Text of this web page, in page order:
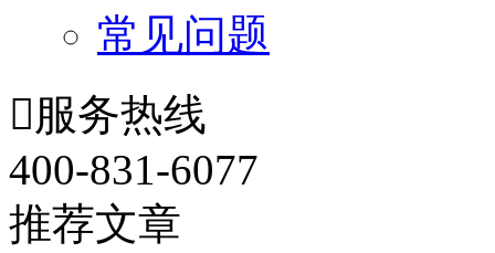
常见问题
服务热线
400-831-6077
推荐文章